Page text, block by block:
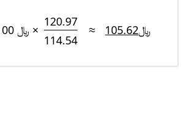
﷼ 100 ×
120.97
114.54
≈ ﷼105.62